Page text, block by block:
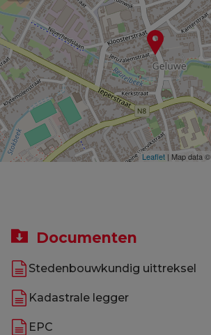
Leaflet | Map data ©
Documenten
Stedenbouwkundig uittreksel
Kadastrale legger
EPC